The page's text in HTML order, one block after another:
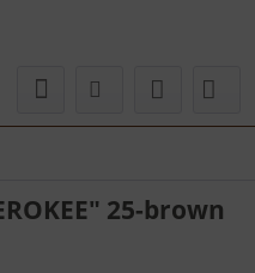
25-brown